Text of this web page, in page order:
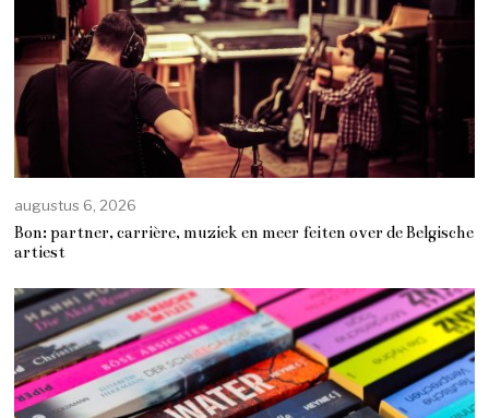
augustus 6, 2026
Bon: partner, carrière, muziek en meer feiten over de Belgische
artiest